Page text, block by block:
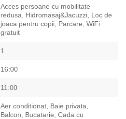
Acces persoane cu mobilitate
redusa, Hidromasaj&Jacuzzi, Loc de
joaca pentru copii, Parcare, WiFi
gratuit
1
16:00
11:00
Aer conditionat, Baie privata,
Balcon, Bucatarie, Cada cu